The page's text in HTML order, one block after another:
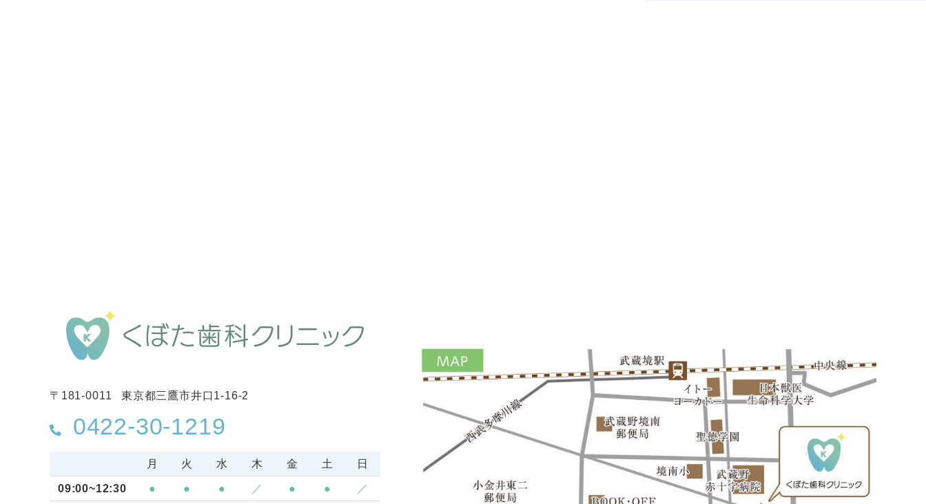
〒181-0011 東京都三鷹市井口1-16-2
0422-30-1219
月 火 水 木 金 土 日
09:00~12:30 ● ● ● ／ ● ● ／